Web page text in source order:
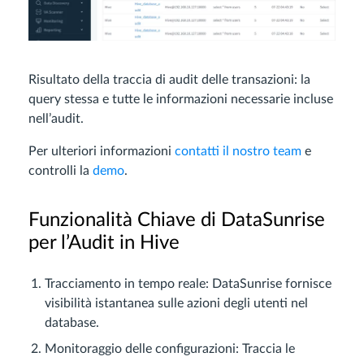
Risultato della traccia di audit delle transazioni: la
query stessa e tutte le informazioni necessarie incluse
nell’audit.
Per ulteriori informazioni contatti il nostro team e
controlli la demo.
Funzionalità Chiave di DataSunrise
per l’Audit in Hive
Tracciamento in tempo reale: DataSunrise fornisce
visibilità istantanea sulle azioni degli utenti nel
database.
Monitoraggio delle configurazioni: Traccia le